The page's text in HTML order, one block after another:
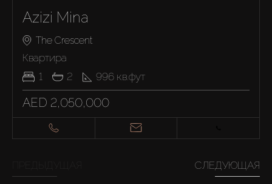
Azizi Mina
The Crescent
Квартира
1
2 996 кв.фут
AED 2,050,000
СЛЕДУЮЩАЯ